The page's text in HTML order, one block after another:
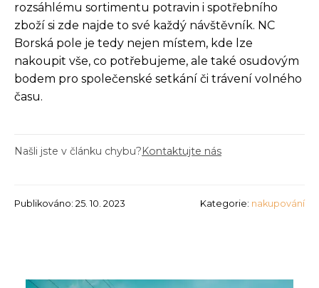
rozsáhlému sortimentu potravin i spotřebního
zboží si zde najde to své každý návštěvník. NC
Borská pole je tedy nejen místem, kde lze
nakoupit vše, co potřebujeme, ale také osudovým
bodem pro společenské setkání či trávení volného
času.
Našli jste v článku chybu?Kontaktujte nás
Publikováno: 25. 10. 2023 Kategorie: nakupování